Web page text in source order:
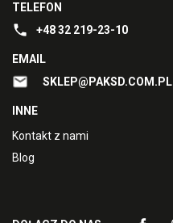
TELEFON
+48 32 219-23-10
EMAIL
SKLEP@PAKSD.COM.PL
INNE
Kontakt z nami
Blog